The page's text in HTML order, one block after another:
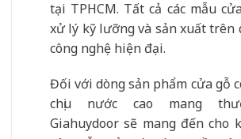
tại TPHCM. Tất cả các mẫu
xử lý kỹ lưỡng và sản xuất trên
công nghệ hiện đại.
Đối với dòng sản phẩm cửa gỗ
chịu nước cao mang
Giahuydoor sẽ mang đến cho